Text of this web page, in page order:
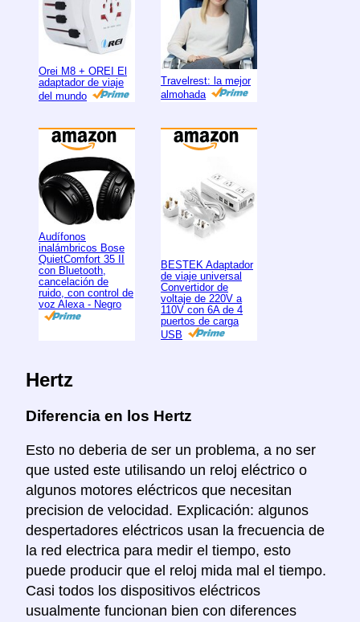
Orei M8 + OREI El
adaptador de viaje
del mundo
Travelrest: la mejor
almohada
Audífonos
inalámbricos Bose
QuietComfort 35 II
con Bluetooth,
cancelación de
ruido, con control de
voz Alexa - Negro
BESTEK Adaptador
de viaje universal
Convertidor de
voltaje de 220V a
110V con 6A de 4
puertos de carga
USB
Hertz
Diferencia en los Hertz
Esto no deberia de ser un problema, a no ser
que usted este utilisando un reloj eléctrico o
algunos motores eléctricos que necesitan
precision de velocidad. Explicación: algunos
despertadores eléctricos usan la frecuencia de
la red electrica para medir el tiempo, esto
puede producir que el reloj mida mal el tiempo.
Casi todos los dispositivos eléctricos
usualmente funcionan bien con diferences